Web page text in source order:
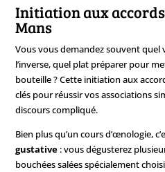
Mets
et
Vins
-
29
septembre
Initiation aux accords
Mans
Vous vous demandez souvent quel
l’inverse, quel plat préparer pour
bouteille ? Cette initiation aux
clés pour réussir vos associations
discours compliqué.
Bien plus qu’un cours d’œnologie,
gustative : vous dégusterez
bouchées salées spécialement